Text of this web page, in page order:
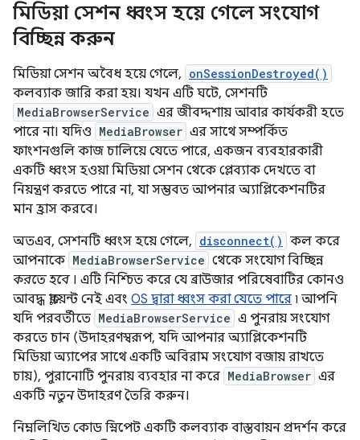
মিডিয়া সেশন ধ্বংস হয়ে গেলে সংযোগ
বিচ্ছিন্ন করুন
মিডিয়া সেশন অবৈধ হয়ে গেলে, onSessionDestroyed()
কলব্যাক জারি করা হয়। যখন এটি ঘটে, সেশনটি
MediaBrowserService এর জীবদ্দশায় আবার কার্যকরী হতে
পারে না। যদিও MediaBrowser এর সাথে সম্পর্কিত
ফাংশনগুলি কাজ চালিয়ে যেতে পারে, একজন ব্যবহারকারী
একটি ধ্বংস হওয়া মিডিয়া সেশন থেকে প্লেব্যাক দেখতে বা
নিয়ন্ত্রণ করতে পারে না, যা সম্ভবত আপনার অ্যাপ্লিকেশনটির
মান হ্রাস করবে।
অতএব, সেশনটি ধ্বংস হয়ে গেলে, disconnect() কল করে
আপনাকে MediaBrowserService থেকে সংযোগ বিচ্ছিন্ন
করতে হবে। এটি নিশ্চিত করে যে ব্রাউজার পরিষেবাটির কোনও
আবদ্ধ ক্লায়েন্ট নেই এবং OS দ্বারা ধ্বংস করা যেতে পারে ৷ আপনি
যদি পরবর্তীতে MediaBrowserService এ পুনরায় সংযোগ
করতে চান (উদাহরণস্বরূপ, যদি আপনার অ্যাপ্লিকেশনটি
মিডিয়া অ্যাপের সাথে একটি অবিরাম সংযোগ বজায় রাখতে
চায়), পুরানোটি পুনরায় ব্যবহার না করে MediaBrowser এর
একটি নতুনউদাহরণ তৈরি করুন।
নিম্নলিখিত কোড স্নিপেট একটি কলব্যাক বাস্তবায়ন প্রদর্শন করে